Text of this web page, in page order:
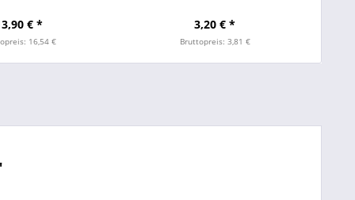
€ *
16,54 €
3,20 € *
Bruttopreis: 3,81 €